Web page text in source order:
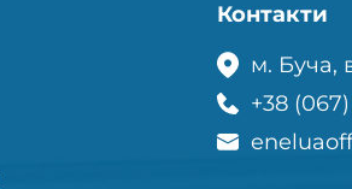
Контакти
м. Буча,
+38